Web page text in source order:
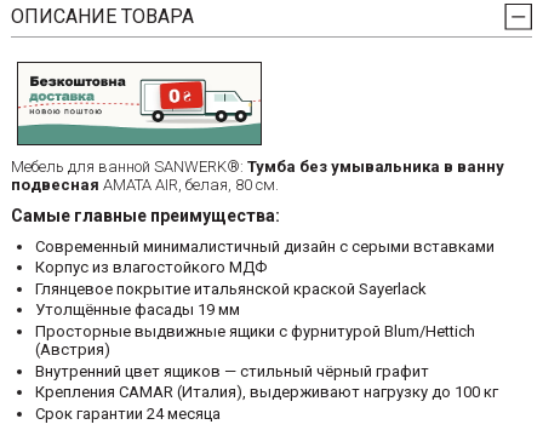
ОПИСАНИЕ ТОВАРА
Мебель для ванной SANWERK®: Тумба без умывальника в ванну
подвесная АМАТА AIR, белая, 80 см.
Самые главные преимущества:
Современный минималистичный дизайн с серыми вставками
Корпус из влагостойкого МДФ
Глянцевое покрытие итальянской краской Sayerlack
Утолщённые фасады 19 мм
Просторные выдвижные ящики с фурнитурой Blum/Hettich
(Австрия)
Внутренний цвет ящиков — стильный чёрный графит
Крепления CAMAR (Италия), выдерживают нагрузку до 100 кг
Срок гарантии 24 месяца